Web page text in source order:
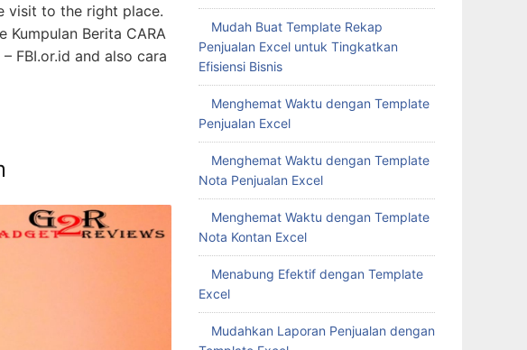
visit to the right place.
Kumpulan Berita CARA
FBI.or.id and also cara
Mudah Buat Template Rekap
Penjualan Excel untuk Tingkatkan
Efisiensi Bisnis
Menghemat Waktu dengan Template
Penjualan Excel
Menghemat Waktu dengan Template
Nota Penjualan Excel
Menghemat Waktu dengan Template
Nota Kontan Excel
Menabung Efektif dengan Template
Excel
Mudahkan Laporan Penjualan dengan